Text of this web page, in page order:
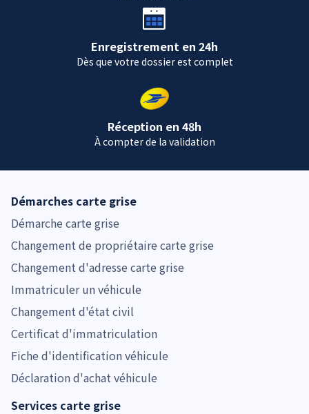
Enregistrement en 24h
Dès que votre dossier est complet
Réception en 48h
À compter de la validation
Démarches carte grise
Démarche carte grise
Changement de propriétaire carte grise
Changement d'adresse carte grise
Immatriculer un véhicule
Changement d'état civil
Certificat d'immatriculation
Fiche d'identification véhicule
Déclaration d'achat véhicule
Services carte grise